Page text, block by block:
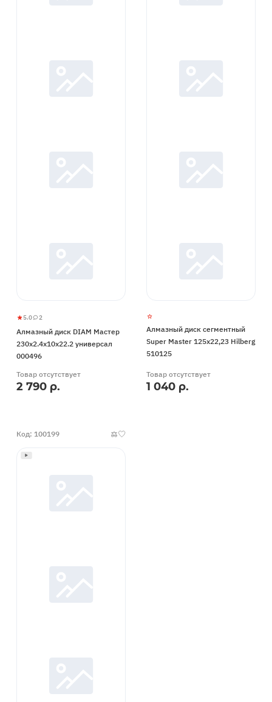
Алмазный
диск
DIAM
230x2.4x10x22.2
универсал
5.0
5
2 2
Алмазный диск DIAM Мастер
230x2.4x10x22.2 универсал
000496
Товар отсутствует
2 790 р.
Алмазный диск сегментный
Super Master 125х22,23 Hilberg
510125
Товар отсутствует
1 040 р.
Код: 100199